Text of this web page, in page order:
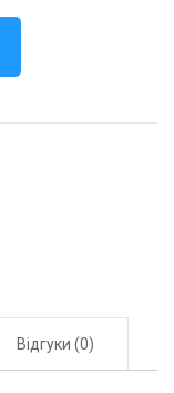
Відгуки (0)